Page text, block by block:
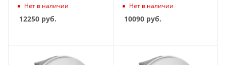
Нет в наличии
12250 руб.
Нет в наличии
10090руб.